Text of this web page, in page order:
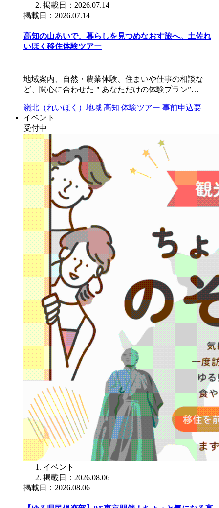
掲載日：2026.07.14
掲載日：2026.07.14
高知の山あいで、暮らしを見つめなおす旅へ。土佐れ
いほく移住体験ツアー
地域案内、自然・農業体験、住まいや仕事の相談な
ど、関心に合わせた＂あなただけの体験プラン”…
嶺北（れいほく）地域 高知 体験ツアー 事前申込要
イベント
受付中
イベント
掲載日：2026.08.06
掲載日：2026.08.06